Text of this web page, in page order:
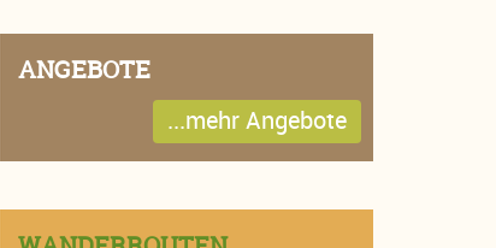
ANGEBOTE
...mehr Angebote